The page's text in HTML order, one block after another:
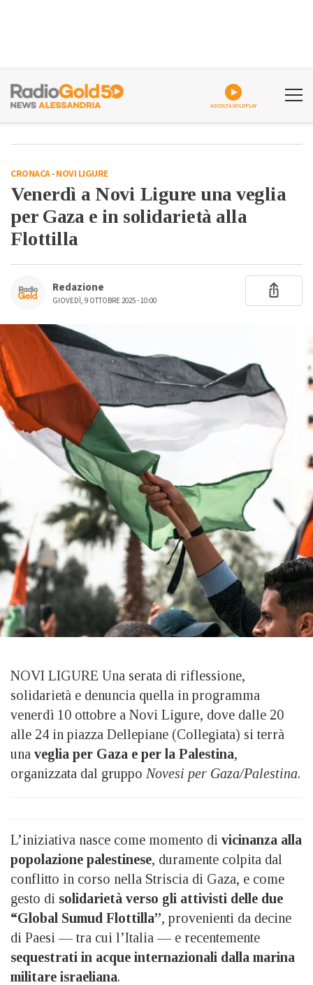
ASCOLTA GOLDPLAY
CRONACA-NOVI LIGURE
Venerdì a Novi Ligure una veglia
per Gaza e in solidarietà alla
Flottilla
Redazione
GIOVEDÌ, 9 OTTOBRE 2025 - 10:00
NOVI LIGURE Una serata di riflessione,
solidarietà e denuncia quella in programma
venerdì 10 ottobre a Novi Ligure, dove dalle 20
alle 24 in piazza Dellepiane (Collegiata) si terrà
una veglia per Gaza e per la Palestina,
organizzata dal gruppo Novesi per Gaza/Palestina.
L’iniziativa nasce come momento di vicinanza alla
popolazione palestinese, duramente colpita dal
conflitto in corso nella Striscia di Gaza, e come
gesto di solidarietà verso gli attivisti delle due
“Global Sumud Flottilla”, provenienti da decine
di Paesi — tra cui l’Italia — e recentemente
sequestrati in acque internazionali dalla marina
militare israeliana.